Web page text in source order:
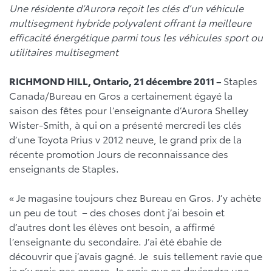
Une résidente d’Aurora reçoit les clés d’un véhicule
multisegment hybride polyvalent offrant la meilleure
efficacité énergétique parmi tous les véhicules sport ou
utilitaires multisegment
RICHMOND HILL, Ontario, 21 décembre 2011 – Staples
Canada/Bureau en Gros a certainement égayé la
saison des fêtes pour l’enseignante d’Aurora Shelley
Wister-Smith, à qui on a présenté mercredi les clés
d’une Toyota Prius v 2012 neuve, le grand prix de la
récente promotion Jours de reconnaissance des
enseignants de Staples.
« Je magasine toujours chez Bureau en Gros. J’y achète
un peu de tout – des choses dont j’ai besoin et
d’autres dont les élèves ont besoin, a affirmé
l’enseignante du secondaire. J’ai été ébahie de
découvrir que j’avais gagné. Je suis tellement ravie que